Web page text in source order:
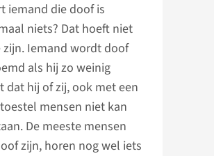
iemand die doof is
niets? Dat hoeft niet
zijn. Iemand wordt doof
als hij zo weinig
dat hij of zij, ook met een
mensen niet kan
De meeste mensen
zijn, horen nog wel iets